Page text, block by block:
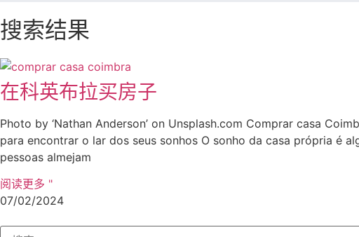
搜索结果
在科英布拉买房子
Photo by ‘Nathan Anderson’ on Unsplash.com Comprar casa
para encontrar o lar dos seus sonhos O sonho da casa própria é
pessoas almejam
阅读更多 "
07/02/2024